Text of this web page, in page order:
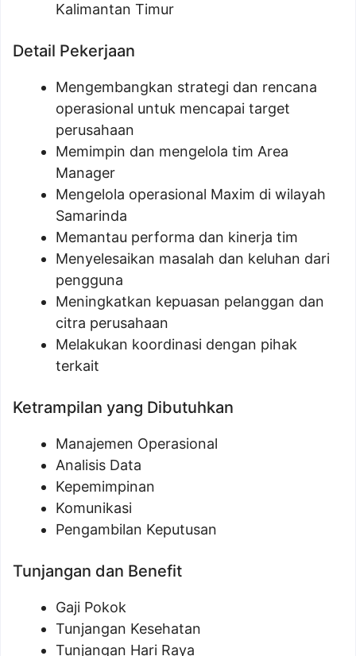
Kalimantan Timur
Detail Pekerjaan
Mengembangkan strategi dan rencana
operasional untuk mencapai target
perusahaan
Memimpin dan mengelola tim Area
Manager
Mengelola operasional Maxim di wilayah
Samarinda
Memantau performa dan kinerja tim
Menyelesaikan masalah dan keluhan dari
pengguna
Meningkatkan kepuasan pelanggan dan
citra perusahaan
Melakukan koordinasi dengan pihak
terkait
Ketrampilan yang Dibutuhkan
Manajemen Operasional
Analisis Data
Kepemimpinan
Komunikasi
Pengambilan Keputusan
Tunjangan dan Benefit
Gaji Pokok
Tunjangan Kesehatan
Tunjangan Hari Raya